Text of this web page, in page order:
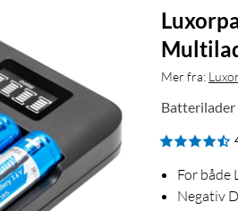
Mer fra:
For
Negativ